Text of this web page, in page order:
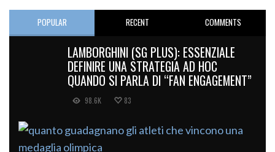
POPULAR RECENT COMMENTS
LAMBORGHINI (SG PLUS): ESSENZIALE
DEFINIRE UNA STRATEGIA AD HOC
QUANDO SI PARLA DI “FAN ENGAGEMENT”
98.6K 83